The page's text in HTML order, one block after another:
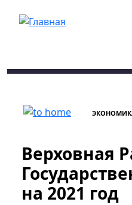
Верховная
на 2021 год